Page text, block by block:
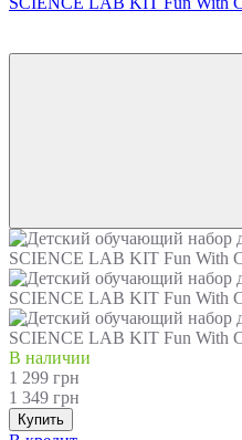
В наличии
1 299 грн
1 349 грн
Купить